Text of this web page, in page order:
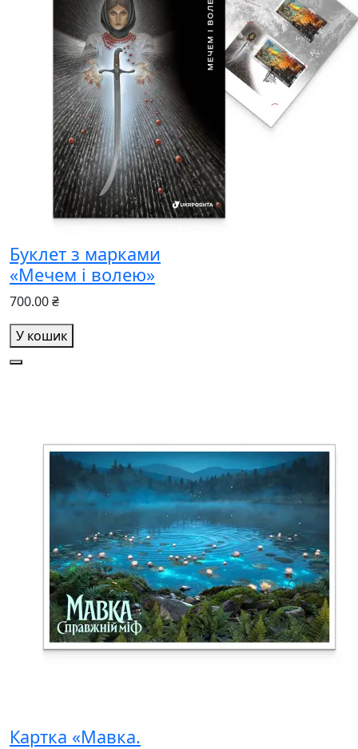
Буклет з марками
«Мечем і волею»
700.00 ₴
У кошик
Картка «Мавка.